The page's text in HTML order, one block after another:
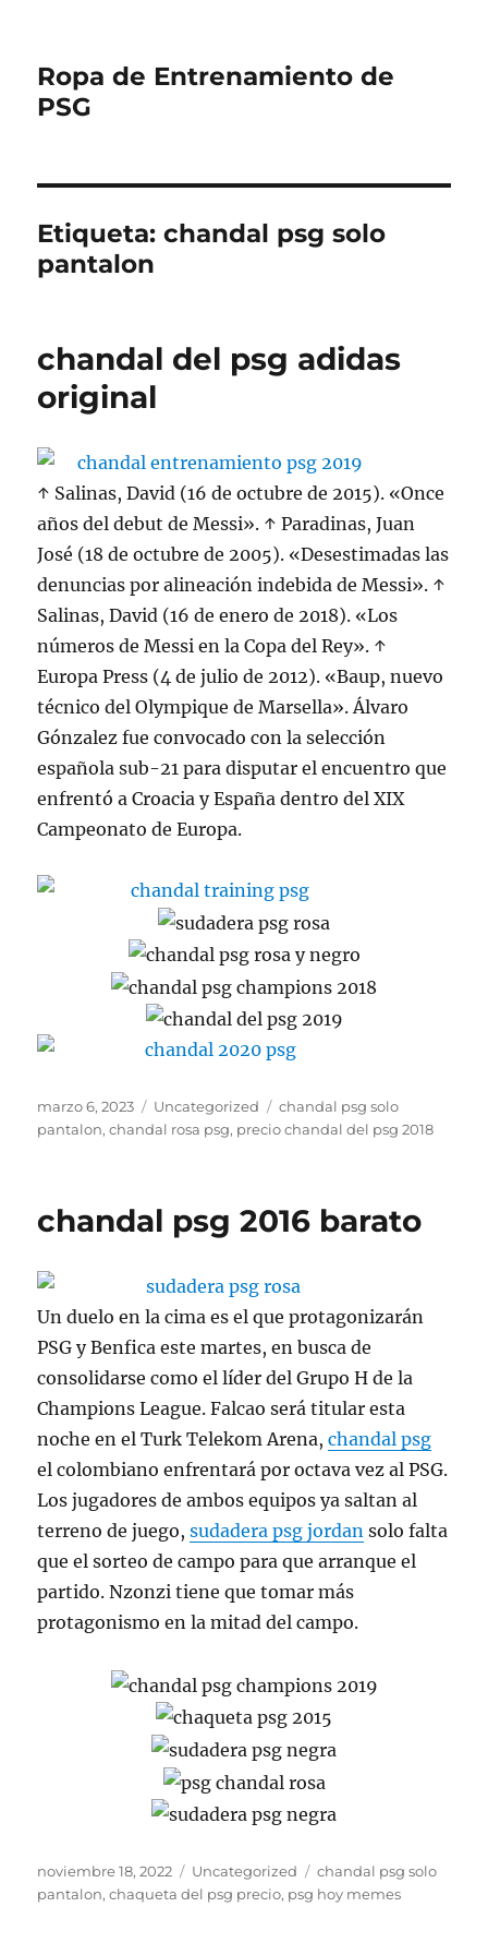
Ropa de Entrenamiento de
PSG
Etiqueta:chandal psg solo
pantalon
chandal del psg adidas
original
↑ Salinas, David (16 de octubre de 2015). «Once
años del debut de Messi». ↑ Paradinas, Juan
José (18 de octubre de 2005). «Desestimadas las
denuncias por alineación indebida de Messi». ↑
Salinas, David (16 de enero de 2018). «Los
números de Messi en la Copa del Rey». ↑
Europa Press (4 de julio de 2012). «Baup, nuevo
técnico del Olympique de Marsella». Álvaro
Gónzalez fue convocado con la selección
española sub-21 para disputar el encuentro que
enfrentó a Croacia y España dentro del XIX
Campeonato de Europa.
Publicado
el
marzo 6, 2023 Categorías
Uncategorized Etiquetas
chandal psg solo
pantalon,chandal rosa psg, precio chandal del psg 2018
chandal psg 2016 barato
Un duelo en la cima es el que protagonizarán
PSG y Benfica este martes, en busca de
consolidarse como el líder del Grupo H de la
Champions League. Falcao será titular esta
noche en el Turk Telekom Arena,chandal psg
el colombiano enfrentará por octava vez al PSG.
Los jugadores de ambos equipos ya saltan al
terreno de juego,sudadera psg jordan solo falta
que el sorteo de campo para que arranque el
partido. Nzonzi tiene que tomar más
protagonismo en la mitad del campo.
Publicado
el
noviembre 18, 2022 Categorías
Uncategorized Etiquetas
chandal psg solo
pantalon,chaqueta del psg precio, psg hoy memes